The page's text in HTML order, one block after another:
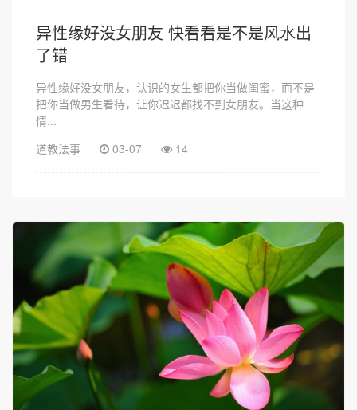
异性缘好没女朋友 快看看是不是风水出
了错
异性缘好没女朋友，认识的女生都把你当做闺蜜，而不是
把你当做男生看待，让你迟迟都找不到女朋友。当这种
情...
道教法事
03-07 14